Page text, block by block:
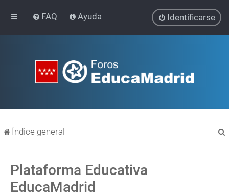
FAQ Ayuda Identificarse
Índice general
Plataforma Educativa
EducaMadrid